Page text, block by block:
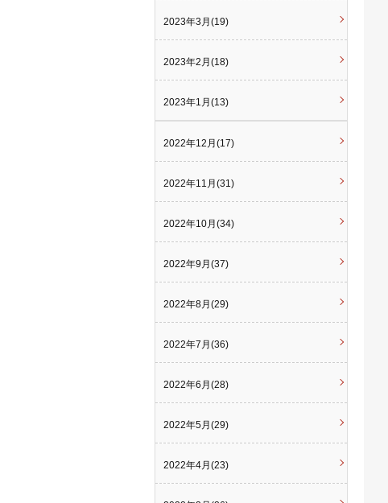
2023年3月(19)
2023年2月(18)
2023年1月(13)
2022年12月(17)
2022年11月(31)
2022年10月(34)
2022年9月(37)
2022年8月(29)
2022年7月(36)
2022年6月(28)
2022年5月(29)
2022年4月(23)